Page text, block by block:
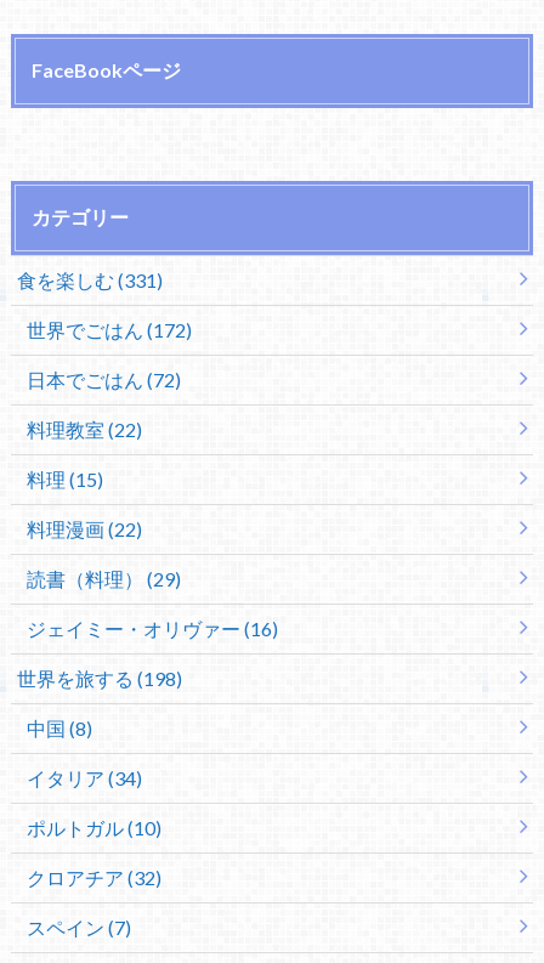
FaceBookページ
カテゴリー
食を楽しむ (331)
世界でごはん (172)
日本でごはん (72)
料理教室 (22)
料理 (15)
料理漫画 (22)
読書（料理） (29)
ジェイミー・オリヴァー (16)
世界を旅する (198)
中国 (8)
イタリア (34)
ポルトガル (10)
クロアチア (32)
スペイン (7)